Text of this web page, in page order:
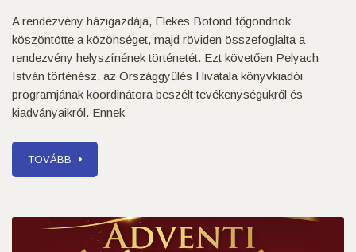
A rendezvény házigazdája, Elekes Botond főgondnok
köszöntötte a közönséget, majd röviden összefoglalta a
rendezvény helyszínének történetét. Ezt követően Pelyach
István történész, az Országgyűlés Hivatala könyvkiadói
programjának koordinátora beszélt tevékenységükről és
kiadványaikról. Ennek
TOVÁBB